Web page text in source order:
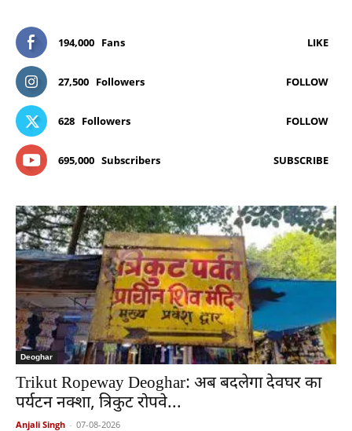
194,000 Fans LIKE
27,500 Followers FOLLOW
628 Followers FOLLOW
695,000 Subscribers SUBSCRIBE
Deoghar
Trikut Ropeway Deoghar: अब बदलेगा देवघर का
पर्यटन नक्शा, त्रिकुट रोपवे...
Anjali Singh - 07-08-2026